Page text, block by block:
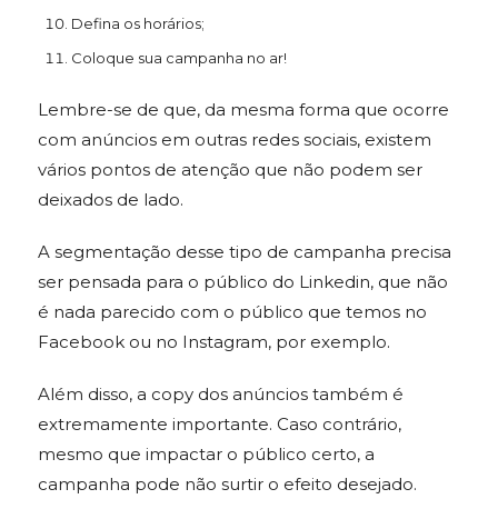
Defina os horários;
Coloque sua campanha no ar!
Lembre-se de que, da mesma forma que ocorre
com anúncios em outras redes sociais, existem
vários pontos de atenção que não podem ser
deixados de lado.
A segmentação desse tipo de campanha precisa
ser pensada para o público do Linkedin, que não
é nada parecido com o público que temos no
Facebook ou no Instagram, por exemplo.
Além disso, a copy dos anúncios também é
extremamente importante. Caso contrário,
mesmo que impactar o público certo, a
campanha pode não surtir o efeito desejado.